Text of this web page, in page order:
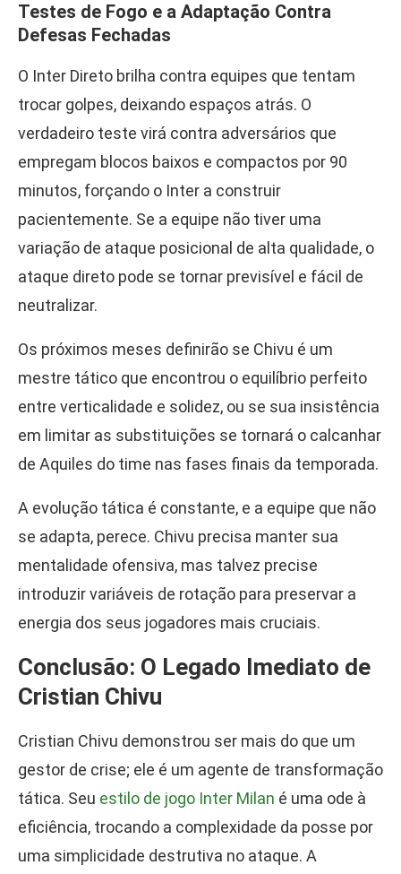
Testes de Fogo e a Adaptação Contra
Defesas Fechadas
O Inter Direto brilha contra equipes que tentam
trocar golpes, deixando espaços atrás. O
verdadeiro teste virá contra adversários que
empregam blocos baixos e compactos por 90
minutos, forçando o Inter a construir
pacientemente. Se a equipe não tiver uma
variação de ataque posicional de alta qualidade, o
ataque direto pode se tornar previsível e fácil de
neutralizar.
Os próximos meses definirão se Chivu é um
mestre tático que encontrou o equilíbrio perfeito
entre verticalidade e solidez, ou se sua insistência
em limitar as substituições se tornará o calcanhar
de Aquiles do time nas fases finais da temporada.
A evolução tática é constante, e a equipe que não
se adapta, perece. Chivu precisa manter sua
mentalidade ofensiva, mas talvez precise
introduzir variáveis de rotação para preservar a
energia dos seus jogadores mais cruciais.
Conclusão: O Legado Imediato de
Cristian Chivu
Cristian Chivu demonstrou ser mais do que um
gestor de crise; ele é um agente de transformação
tática. Seu estilo de jogo Inter Milan é uma ode à
eficiência, trocando a complexidade da posse por
uma simplicidade destrutiva no ataque. A